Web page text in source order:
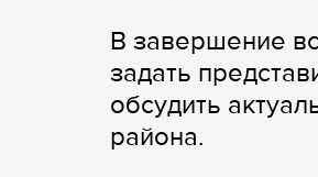
В завершение
задать
обсудить
района.